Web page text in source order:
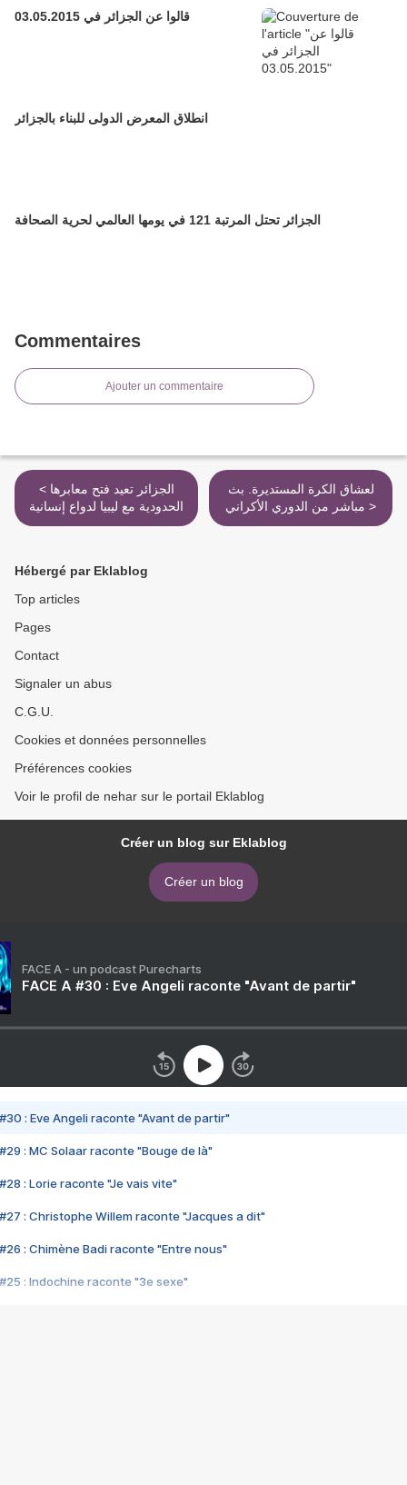
قالوا عن الجزائر في 03.05.2015
انطلاق المعرض الدولى للبناء بالجزائر
الجزائر تحتل المرتبة 121 في يومها العالمي لحرية الصحافة
Commentaires
Ajouter un commentaire
< الجزائر تعيد فتح معابرها
الحدودية مع ليبيا لدواع إنسانية
لعشاق الكرة المستديرة. بث
مباشر من الدوري الأكراني >
Hébergé par Eklablog
Top articles
Pages
Contact
Signaler un abus
C.G.U.
Cookies et données personnelles
Préférences cookies
Voir le profil de nehar sur le portail Eklablog
Créer un blog sur Eklablog
Créer un blog
FACE A - un podcast Purecharts
FACE A #30 : Eve Angeli raconte "Avant de partir"
#30 : Eve Angeli raconte "Avant de partir"
#29 : MC Solaar raconte "Bouge de là"
#28 : Lorie raconte "Je vais vite"
#27 : Christophe Willem raconte "Jacques a dit"
#26 : Chimène Badi raconte "Entre nous"
#25 : Indochine raconte "3e sexe"